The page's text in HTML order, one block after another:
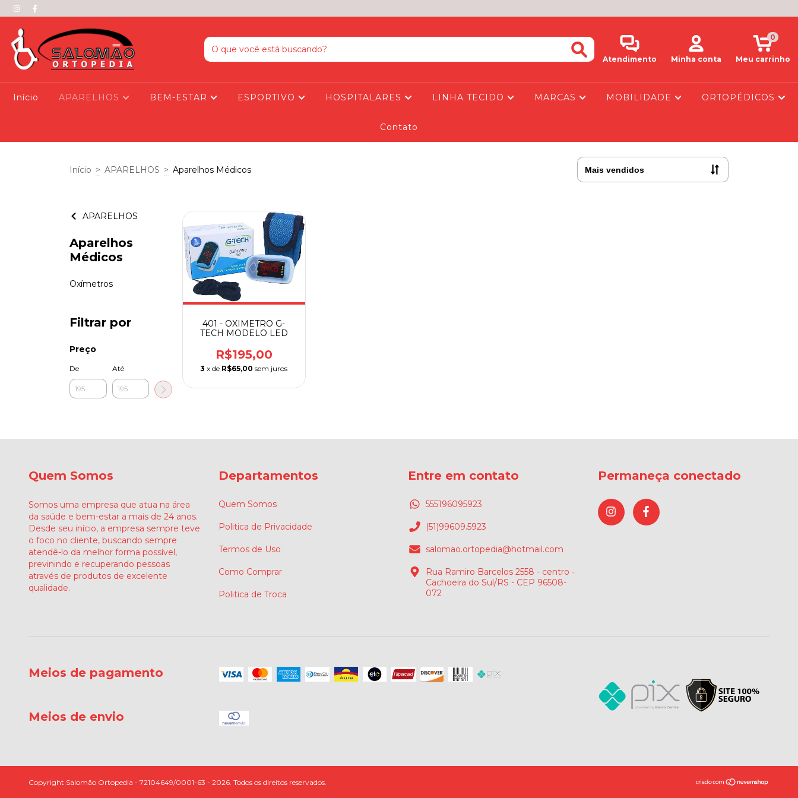
Atendimento Minha conta Meu carrinho
0
Início APARELHOS BEM-ESTAR ESPORTIVO HOSPITALARES LINHA TECIDO MARCAS MOBILIDADE ORTOPÉDICOS
Contato
Início > APARELHOS > Aparelhos Médicos
APARELHOS
Aparelhos
Médicos
Oxímetros
Filtrar por
Preço
De Até
401 - OXIMETRO G-
TECH MODELO LED
R$195,00
3 x de R$65,00 sem juros
Quem Somos
Somos uma empresa que atua na área
da saúde e bem-estar a mais de 24 anos.
Desde seu início, a empresa sempre teve
o foco no cliente, buscando sempre
atendê-lo da melhor forma possível,
previnindo e recuperando pessoas
através de produtos de excelente
qualidade.
Departamentos
Quem Somos
Politica de Privacidade
Termos de Uso
Como Comprar
Politica de Troca
Entre em contato
555196095923
(51)99609.5923
salomao.ortopedia@hotmail.com
Rua Ramiro Barcelos 2558 - centro -
Cachoeira do Sul/RS - CEP 96508-
072
Permaneça conectado
Meios de pagamento
Meios de envio
Copyright Salomão Ortopedia - 72104649/0001-63 - 2026. Todos os direitos reservados.